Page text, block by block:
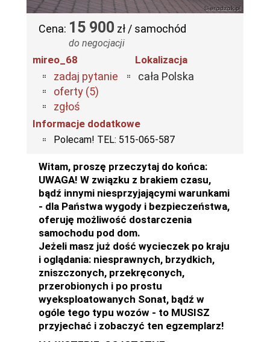
Cena: 15 900 zł / samochód
do negocjacji
mireo_68
zadaj pytanie
oferty (5)
zgłoś
Lokalizacja
cała Polska
Informacje dodatkowe
Polecam! TEL: 515-065-587
Witam, proszę przeczytaj do końca:
UWAGA! W związku z brakiem czasu,
bądź innymi niesprzyjającymi warunkami
- dla Państwa wygody i bezpieczeństwa,
oferuję możliwość dostarczenia
samochodu pod dom.
Jeżeli masz już dość wycieczek po kraju
i oglądania: niesprawnych, brzydkich,
zniszczonych, przekręconych,
przerobionych i po prostu
wyeksploatowanych Sonat, bądź w
ogóle tego typu wozów - to MUSISZ
przyjechać i zobaczyć ten egzemplarz!